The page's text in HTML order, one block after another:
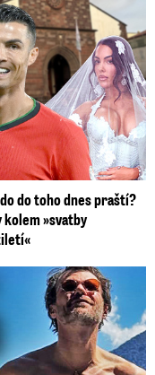
do toho dnes praští?
kolem »svatby
není znát